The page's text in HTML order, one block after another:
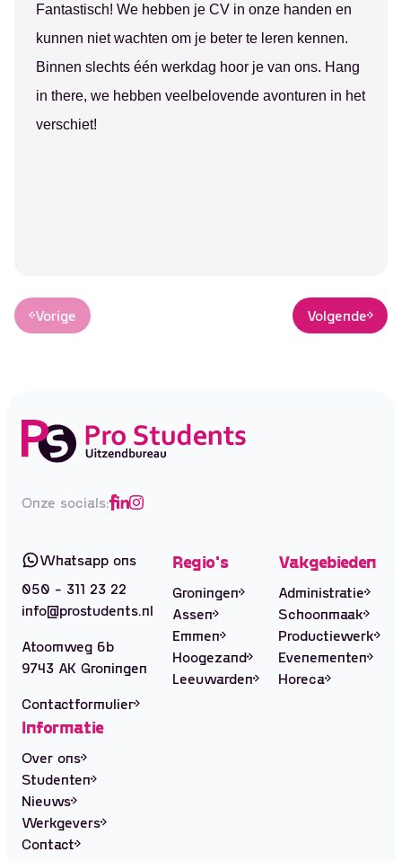
Fantastisch! We hebben je CV in onze handen en
kunnen niet wachten om je beter te leren kennen.
Binnen slechts één werkdag hoor je van ons. Hang
in there, we hebben veelbelovende avonturen in het
verschiet!
Vorige Volgende
Onze socials:
Whatsapp ons
050 - 311 23 22
info@prostudents.nl
Atoomweg 6b
9743 AK Groningen
Contactformulier
Regio's
Groningen
Assen
Emmen
Hoogezand
Leeuwarden
Vakgebieden
Administratie
Schoonmaak
Productiewerk
Evenementen
Horeca
Informatie
Over ons
Studenten
Nieuws
Werkgevers
Contact